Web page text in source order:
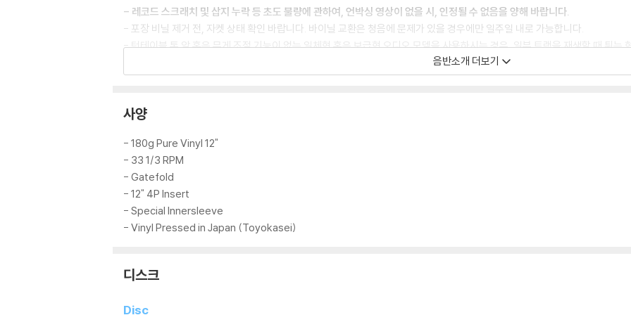
- 레코드 스크래치 및 삽지 누락 등 초도 불량에 관하여, 언박싱 영상이 없을 시, 인정될 수 없음을 양해 바랍니다.
- 포장 비닐 제거 전, 자켓 상태 확인 바랍니다. 바이닐 교환은 청음에 문제가 있을 경우에만 일주일 내로 가능합니다.
- 턴테이블 톤 암 혹은 무게 조절 기능이 없는 일체형 혹은 보급형 오디오 모델을 사용하시는 경우, 일부 트랙을 재생할 때 튀는
- 컬러 디스크의 특성상 제작 공정 시, 앨범마다 색상차이가 나는 경우도 있습니다.
※ 재킷/구성품/포장 상태
1) 제작/배송 과정에 따라 경미한 재킷 주름, 모서리 눌림, 갈라짐이 발생할 수 있으며 속지(이너 슬리브)는 디스크와의 접촉으로
외관상 불량 확인되는 상품을 개봉 시엔 반품/교환 처리 불가합니다.
2) 디스크 라벨은 공정상 매끄럽게 부착되지 않을 수도 있으며 겉포장 비닐은 품질보증대상이 아닙니다.
3) 일본 제작 LP는 대부분 겉비닐이 밀봉되어 있지 않습니다.
※ 재생 불량
음반소개 더보기
사양
- 180g Pure Vinyl 12"
- 33 1/3 RPM
- Gatefold
- 12" 4P Insert
- Special Innersleeve
- Vinyl Pressed in Japan (Toyokasei)
디스크
Disc